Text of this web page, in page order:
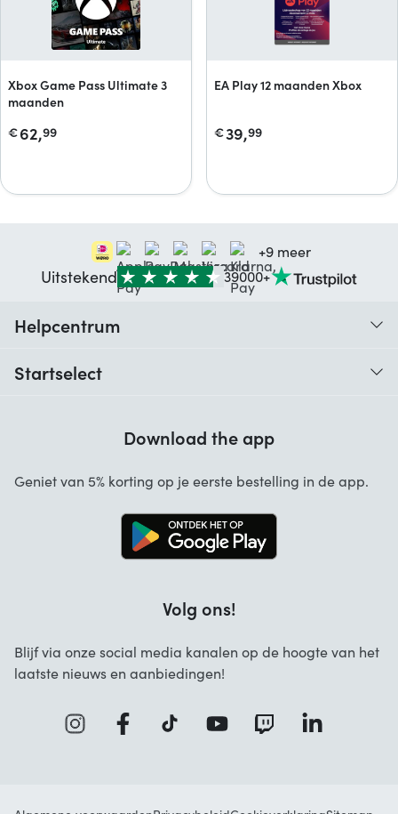
Xbox Game Pass Ultimate 3
maanden
€62,99
EA Play 12 maanden Xbox
€39,99
+9 meer
Uitstekend 39000+
Helpcentrum
Startselect
Startselect App
Zakelijke Oplossingen
Download the app
Geniet van 5% korting op je eerste bestelling in de app.
Volg ons!
Blijf via onze social media kanalen op de hoogte van het
laatste nieuws en aanbiedingen!